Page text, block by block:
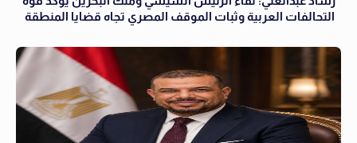
التحالفات العربية وثبات الموقف المصري تجاه قضايا المنطقة